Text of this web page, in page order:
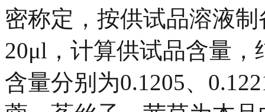
密称定，按供试品溶液
20μl，计算供试品含量
含量分别为0.1205、